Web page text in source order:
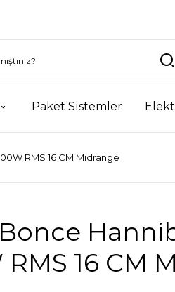
Paket Sistemler
RMS 16 CM Midrange
RMS 16 CM